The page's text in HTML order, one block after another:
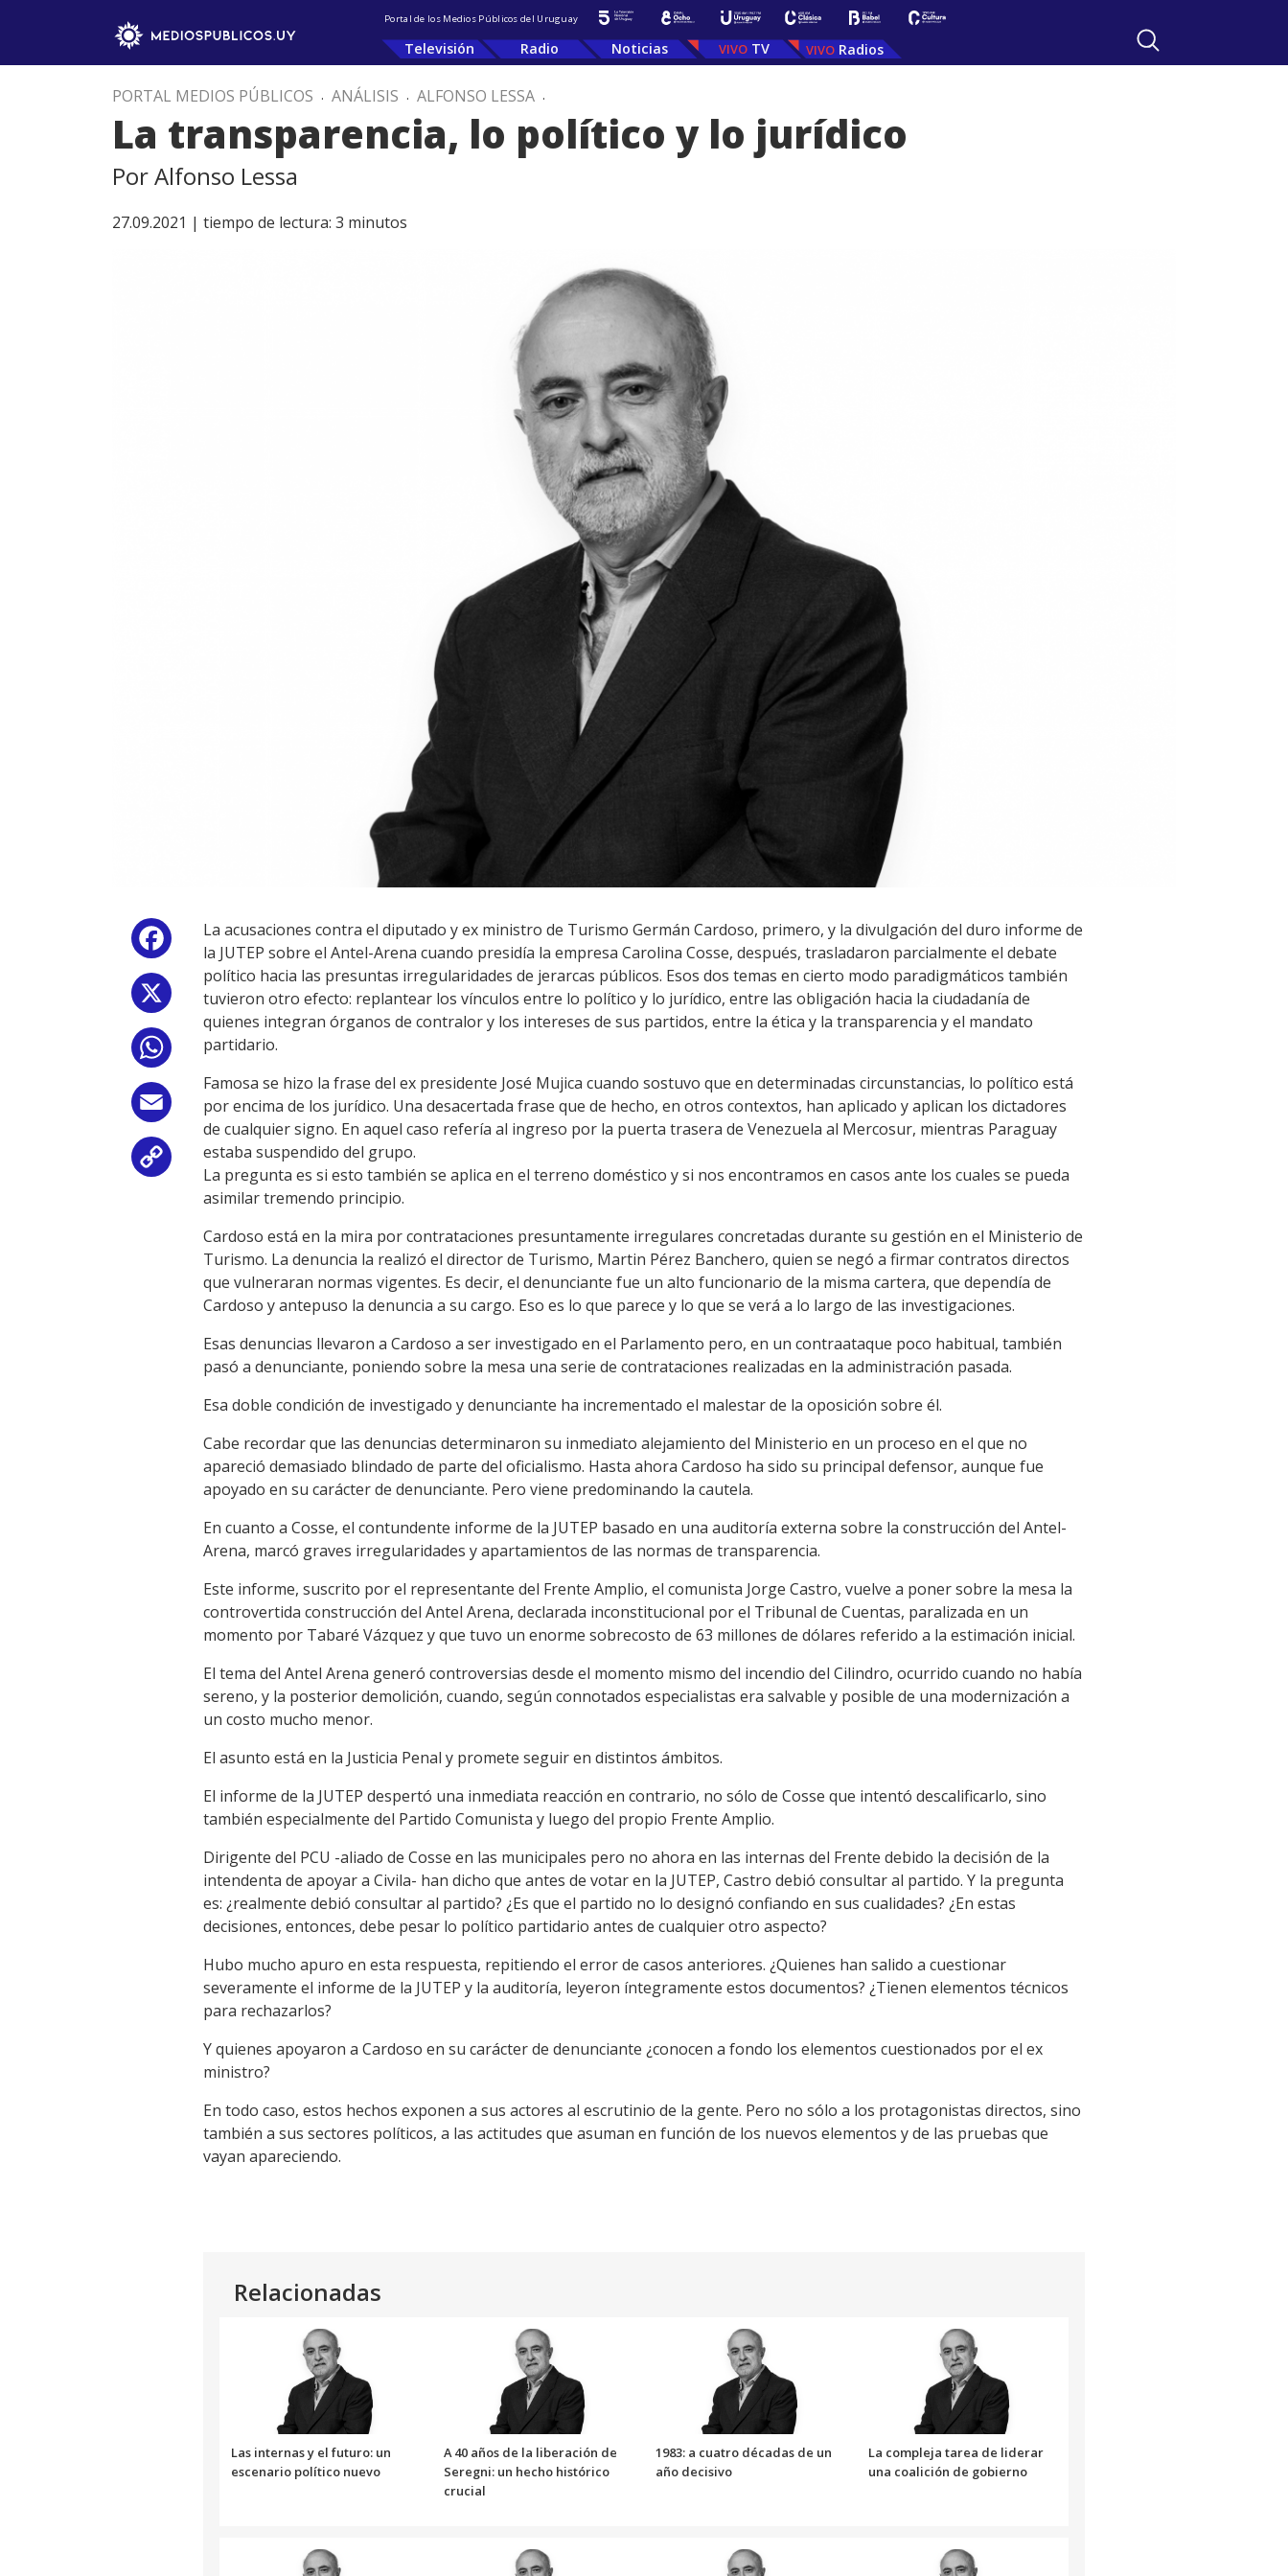
Portal de los Medios Públicos del Uruguay
Televisión Radio Noticias TV Radios
PORTAL MEDIOS PÚBLICOS . ANÁLISIS . ALFONSO LESSA .
La transparencia, lo político y lo jurídico
Por Alfonso Lessa
27.09.2021 | tiempo de lectura: 3 minutos
Facebook
WhatsApp
Email
Copy
Link
La acusaciones contra el diputado y ex ministro de Turismo Germán Cardoso, primero, y la divulgación del duro informe de
la JUTEP sobre el Antel-Arena cuando presidía la empresa Carolina Cosse, después, trasladaron parcialmente el debate
político hacia las presuntas irregularidades de jerarcas públicos. Esos dos temas en cierto modo paradigmáticos también
tuvieron otro efecto: replantear los vínculos entre lo político y lo jurídico, entre las obligación hacia la ciudadanía de
quienes integran órganos de contralor y los intereses de sus partidos, entre la ética y la transparencia y el mandato
partidario.
Famosa se hizo la frase del ex presidente José Mujica cuando sostuvo que en determinadas circunstancias, lo político está
por encima de los jurídico. Una desacertada frase que de hecho, en otros contextos, han aplicado y aplican los dictadores
de cualquier signo. En aquel caso refería al ingreso por la puerta trasera de Venezuela al Mercosur, mientras Paraguay
estaba suspendido del grupo.
La pregunta es si esto también se aplica en el terreno doméstico y si nos encontramos en casos ante los cuales se pueda
asimilar tremendo principio.
Cardoso está en la mira por contrataciones presuntamente irregulares concretadas durante su gestión en el Ministerio de
Turismo. La denuncia la realizó el director de Turismo, Martin Pérez Banchero, quien se negó a firmar contratos directos
que vulneraran normas vigentes. Es decir, el denunciante fue un alto funcionario de la misma cartera, que dependía de
Cardoso y antepuso la denuncia a su cargo. Eso es lo que parece y lo que se verá a lo largo de las investigaciones.
Esas denuncias llevaron a Cardoso a ser investigado en el Parlamento pero, en un contraataque poco habitual, también
pasó a denunciante, poniendo sobre la mesa una serie de contrataciones realizadas en la administración pasada.
Esa doble condición de investigado y denunciante ha incrementado el malestar de la oposición sobre él.
Cabe recordar que las denuncias determinaron su inmediato alejamiento del Ministerio en un proceso en el que no
apareció demasiado blindado de parte del oficialismo. Hasta ahora Cardoso ha sido su principal defensor, aunque fue
apoyado en su carácter de denunciante. Pero viene predominando la cautela.
En cuanto a Cosse, el contundente informe de la JUTEP basado en una auditoría externa sobre la construcción del Antel-
Arena, marcó graves irregularidades y apartamientos de las normas de transparencia.
Este informe, suscrito por el representante del Frente Amplio, el comunista Jorge Castro, vuelve a poner sobre la mesa la
controvertida construcción del Antel Arena, declarada inconstitucional por el Tribunal de Cuentas, paralizada en un
momento por Tabaré Vázquez y que tuvo un enorme sobrecosto de 63 millones de dólares referido a la estimación inicial.
El tema del Antel Arena generó controversias desde el momento mismo del incendio del Cilindro, ocurrido cuando no había
sereno, y la posterior demolición, cuando, según connotados especialistas era salvable y posible de una modernización a
un costo mucho menor.
El asunto está en la Justicia Penal y promete seguir en distintos ámbitos.
El informe de la JUTEP despertó una inmediata reacción en contrario, no sólo de Cosse que intentó descalificarlo, sino
también especialmente del Partido Comunista y luego del propio Frente Amplio.
Dirigente del PCU -aliado de Cosse en las municipales pero no ahora en las internas del Frente debido la decisión de la
intendenta de apoyar a Civila- han dicho que antes de votar en la JUTEP, Castro debió consultar al partido. Y la pregunta
es: ¿realmente debió consultar al partido? ¿Es que el partido no lo designó confiando en sus cualidades? ¿En estas
decisiones, entonces, debe pesar lo político partidario antes de cualquier otro aspecto?
Hubo mucho apuro en esta respuesta, repitiendo el error de casos anteriores. ¿Quienes han salido a cuestionar
severamente el informe de la JUTEP y la auditoría, leyeron íntegramente estos documentos? ¿Tienen elementos técnicos
para rechazarlos?
Y quienes apoyaron a Cardoso en su carácter de denunciante ¿conocen a fondo los elementos cuestionados por el ex
ministro?
En todo caso, estos hechos exponen a sus actores al escrutinio de la gente. Pero no sólo a los protagonistas directos, sino
también a sus sectores políticos, a las actitudes que asuman en función de los nuevos elementos y de las pruebas que
vayan apareciendo.
Relacionadas
Las internas y el futuro: un
escenario político nuevo
A 40 años de la liberación de
Seregni: un hecho histórico
crucial
1983: a cuatro décadas de un
año decisivo
La compleja tarea de liderar
una coalición de gobierno